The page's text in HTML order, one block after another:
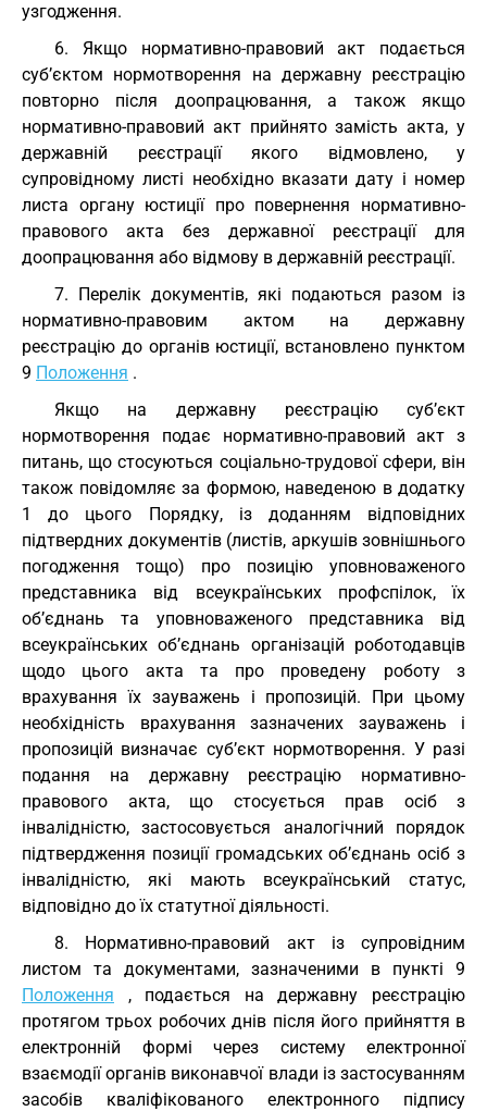
узгодження.
6. Якщо нормативно-правовий акт подається
суб’єктом нормотворення на державну реєстрацію
повторно після доопрацювання, а також якщо
нормативно-правовий акт прийнято замість акта, у
державній реєстрації якого відмовлено, у
супровідному листі необхідно вказати дату і номер
листа органу юстиції про повернення нормативно-
правового акта без державної реєстрації для
доопрацювання або відмову в державній реєстрації.
7. Перелік документів, які подаються разом із
нормативно-правовим актом на державну
реєстрацію до органів юстиції, встановлено пунктом
9 Положення .
Якщо на державну реєстрацію суб’єкт
нормотворення подає нормативно-правовий акт з
питань, що стосуються соціально-трудової сфери, він
також повідомляє за формою, наведеною в додатку
1 до цього Порядку, із доданням відповідних
підтвердних документів (листів, аркушів зовнішнього
погодження тощо) про позицію уповноваженого
представника від всеукраїнських профспілок, їх
об’єднань та уповноваженого представника від
всеукраїнських об’єднань організацій роботодавців
щодо цього акта та про проведену роботу з
врахування їх зауважень і пропозицій. При цьому
необхідність врахування зазначених зауважень і
пропозицій визначає суб’єкт нормотворення. У разі
подання на державну реєстрацію нормативно-
правового акта, що стосується прав осіб з
інвалідністю, застосовується аналогічний порядок
підтвердження позиції громадських об’єднань осіб з
інвалідністю, які мають всеукраїнський статус,
відповідно до їх статутної діяльності.
8. Нормативно-правовий акт із супровідним
листом та документами, зазначеними в пункті 9
Положення , подається на державну реєстрацію
протягом трьох робочих днів після його прийняття в
електронній формі через систему електронної
взаємодії органів виконавчої влади із застосуванням
засобів кваліфікованого електронного підпису